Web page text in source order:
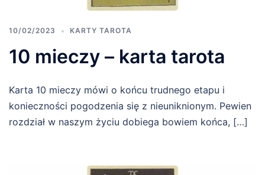
10/02/2023 KARTY TAROTA
10 mieczy – karta tarota
Karta 10 mieczy mówi o końcu trudnego etapu i
konieczności pogodzenia się z nieuniknionym. Pewien
rozdział w naszym życiu dobiega bowiem końca, […]